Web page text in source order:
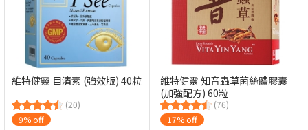
維特健靈 目清素 (強效版) 40粒
(20)
9% off
維特健靈 知音蟲草菌絲體膠囊
(加強配方) 60粒
(76)
17% off